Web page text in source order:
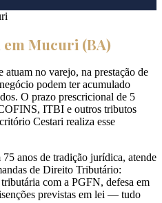
em Mucuri (BA)
no varejo, na prestação de
podem ter acumulado
O prazo prescricional de 5
ITBI e outros tributos
Cestari realiza esse
anos de tradição jurídica, atende
de Direito Tributário:
com a PGFN, defesa em
previstas em lei — tudo